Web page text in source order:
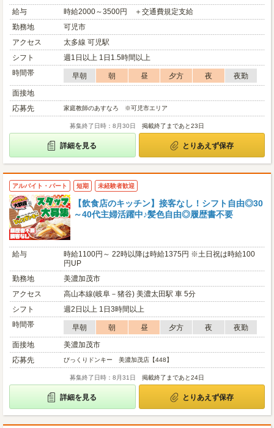
給与
時給2000～3500円 ＋交通費規定支給
勤務地
可児市
アクセス
太多線 可児駅
シフト
週1日以上 1日1.5時間以上
時間帯
早朝 朝 昼 夕方 夜
夜勤
面接地
応募先
家庭教師のあすなろ ※可児市エリア
募集終了日時：8月30日 掲載終了まであと23日
詳細を見る とりあえず保存
アルバイト・パート 短期 未経験者歓迎
【飲食店のキッチン】接客なし！シフト自由◎30
～40代主婦活躍中♪髪色自由◎履歴書不要
給与
時給1100円～ 22時以降は時給1375円 ※土日祝は時給100
円UP
勤務地
美濃加茂市
アクセス
高山本線(岐阜－猪谷) 美濃太田駅 車 5分
シフト
週2日以上 1日3時間以上
時間帯
早朝 朝 昼 夕方 夜
夜勤
面接地
美濃加茂市
応募先
びっくりドンキー 美濃加茂店【448】
募集終了日時：8月31日 掲載終了まであと24日
詳細を見る とりあえず保存